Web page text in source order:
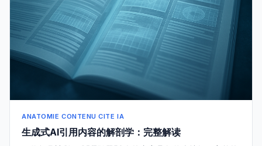
ANATOMIE CONTENU CITE IA
生成式AI引用内容的解剖学：完整解读